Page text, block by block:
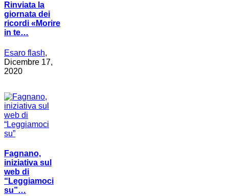
Rinviata la
giornata dei
ricordi «Morire
in te…
Esaro flash,
Dicembre 17,
2020
Fagnano,
iniziativa sul
web di
“Leggiamoci
su”…